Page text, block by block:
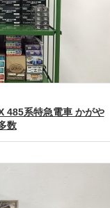
485系特急電車 かがや
数